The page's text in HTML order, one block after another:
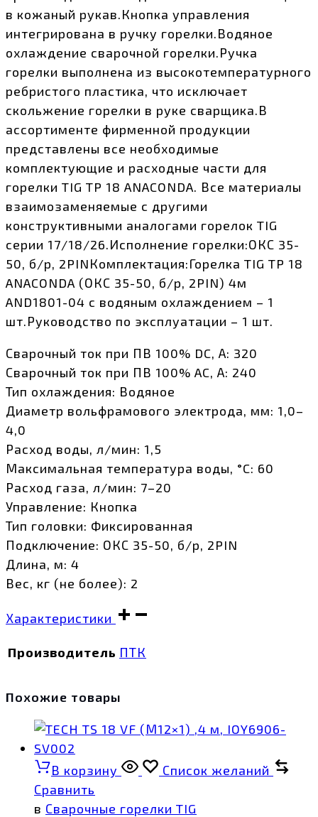
в кожаный рукав.Кнопка управления
интегрирована в ручку горелки.Водяное
охлаждение сварочной горелки.Ручка
горелки выполнена из высокотемпературного
ребристого пластика, что исключает
скольжение горелки в руке сварщика.В
ассортименте фирменной продукции
представлены все необходимые
комплектующие и расходные части для
горелки TIG TP 18 ANACONDA. Все материалы
взаимозаменяемые с другими
конструктивными аналогами горелок TIG
серии 17/18/26.Исполнение горелки:ОКС 35-
50, б/р, 2PINКомплектация:Горелка TIG TP 18
ANACONDA (ОКС 35-50, б/р, 2PIN) 4м
AND1801-04 с водяным охлаждением – 1
шт.Руководство по эксплуатации – 1 шт.
Сварочный ток при ПВ 100% DC, А: 320
Сварочный ток при ПВ 100% AC, А: 240
Тип охлаждения: Водяное
Диаметр вольфрамового электрода, мм: 1,0–
4,0
Расход воды, л/мин: 1,5
Максимальная температура воды, °C: 60
Расход газа, л/мин: 7–20
Управление: Кнопка
Тип головки: Фиксированная
Подключение: ОКС 35-50, б/р, 2PIN
Длина, м: 4
Вес, кг (не более): 2
Характеристики
Производитель ПТК
Похожие товары
В корзину
Список желаний
Сравнить
в Сварочные горелки TIG